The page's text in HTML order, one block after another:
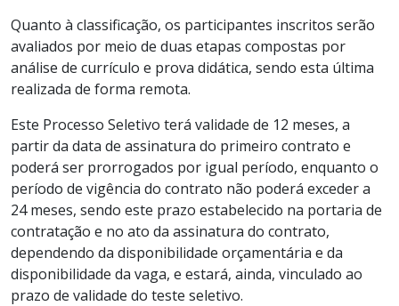
Quanto à classificação, os participantes inscritos serão
avaliados por meio de duas etapas compostas por
análise de currículo e prova didática, sendo esta última
realizada de forma remota.
Este Processo Seletivo terá validade de 12 meses, a
partir da data de assinatura do primeiro contrato e
poderá ser prorrogados por igual período, enquanto o
período de vigência do contrato não poderá exceder a
24 meses, sendo este prazo estabelecido na portaria de
contratação e no ato da assinatura do contrato,
dependendo da disponibilidade orçamentária e da
disponibilidade da vaga, e estará, ainda, vinculado ao
prazo de validade do teste seletivo.